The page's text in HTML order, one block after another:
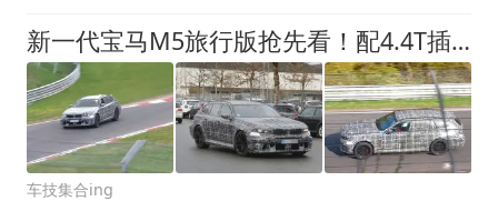
新一代宝马M5旅行版抢先看！配4.4T插混动力，真值得期待吗？
车技集合ing